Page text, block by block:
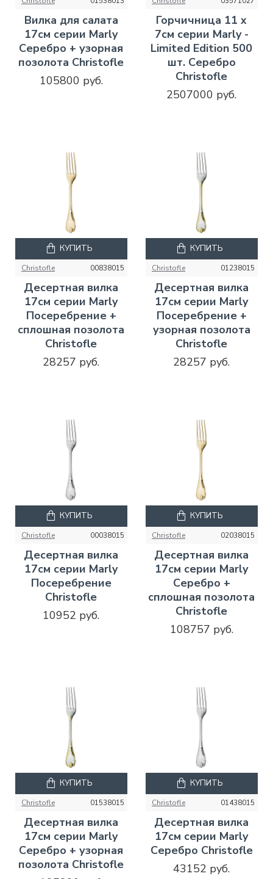
Вилка для салата
17см серии Marly
Серебро + узорная
позолота Christofle
105800 руб.
Горчичница 11 x
7см серии Marly -
Limited Edition 500
шт. Серебро
Christofle
2507000 руб.
Christofle 00838015
Десертная вилка
17см серии Marly
Посеребрение +
сплошная позолота
Christofle
28257 руб.
КУПИТЬ
Christofle 01238015
Десертная вилка
17см серии Marly
Посеребрение +
узорная позолота
Christofle
28257 руб.
КУПИТЬ
Christofle 00038015
Десертная вилка
17см серии Marly
Посеребрение
Christofle
10952 руб.
КУПИТЬ
Christofle 02038015
Десертная вилка
17см серии Marly
Серебро +
сплошная позолота
Christofle
108757 руб.
КУПИТЬ
Christofle 01538015
Десертная вилка
17см серии Marly
Серебро + узорная
позолота Christofle
КУПИТЬ
Christofle 01438015
Десертная вилка
17см серии Marly
Серебро Christofle
43152 руб.
КУПИТЬ